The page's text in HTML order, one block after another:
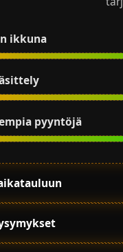
ikkuna
pyyntöjä